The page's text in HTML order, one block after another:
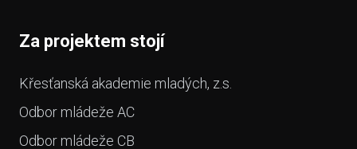
Za projektem stojí
Křesťanská akademie mladých, z.s.
Odbor mládeže AC
Odbor mládeže CB